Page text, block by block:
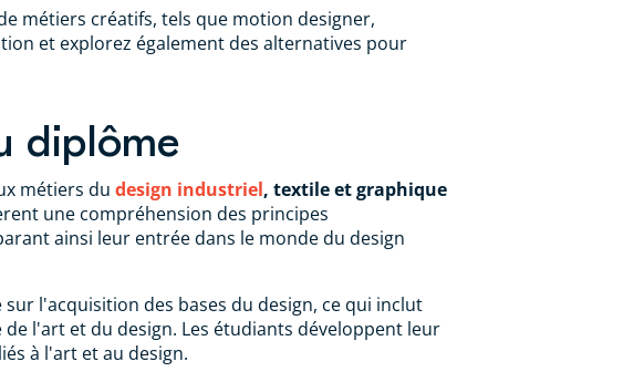
métiers créatifs, tels que motion designer,
et explorez également des alternatives pour
diplôme
métiers du design industriel, textile et graphique
une compréhension des principes
ainsi leur entrée dans le monde du design
l'acquisition des bases du design, ce qui inclut
l'art et du design. Les étudiants développent leur
à l'art et au design.